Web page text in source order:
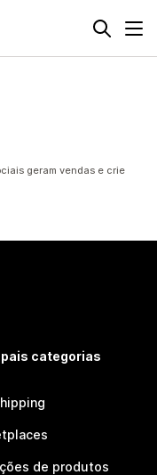
geram vendas e crie
categorias
de produtos